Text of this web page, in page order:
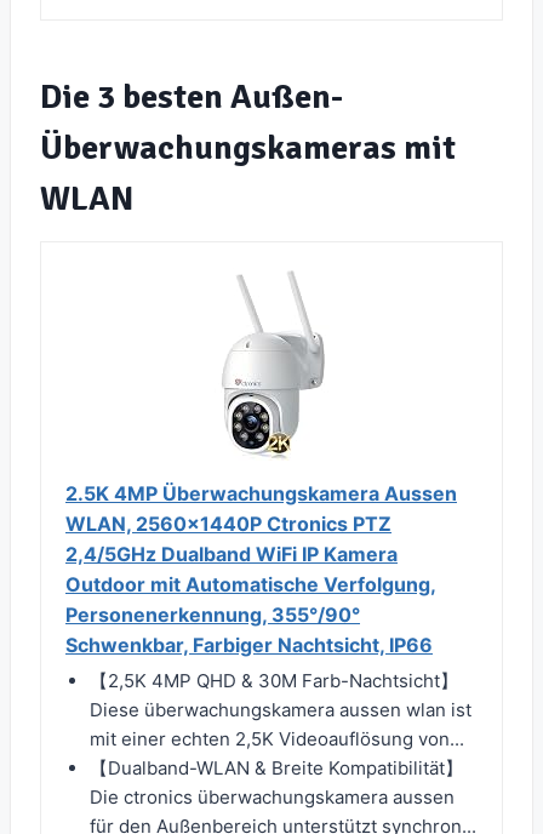
Die 3 besten Außen-
Überwachungskameras mit
WLAN
2.5K 4MP Überwachungskamera Aussen
WLAN, 2560×1440P Ctronics PTZ
2,4/5GHz Dualband WiFi IP Kamera
Outdoor mit Automatische Verfolgung,
Personenerkennung, 355°/90°
Schwenkbar, Farbiger Nachtsicht, IP66
【2,5K 4MP QHD & 30M Farb-Nachtsicht】
Diese überwachungskamera aussen wlan ist
mit einer echten 2,5K Videoauflösung von...
【Dualband-WLAN & Breite Kompatibilität】
Die ctronics überwachungskamera aussen
für den Außenbereich unterstützt synchron...